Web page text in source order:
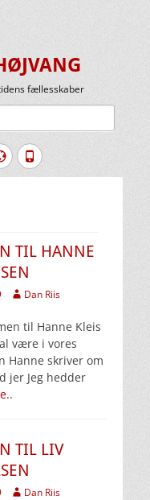
fællesskaber
Website
Tlf.
TIL HANNE
Forfatter
Dan Riis
til Hanne Kleis
være i vores
Hanne skriver om
jer Jeg hedder
TIL LIV
Forfatter
Dan Riis